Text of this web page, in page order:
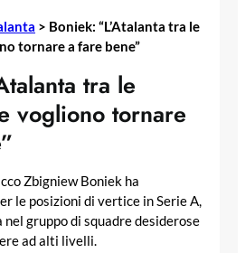
> Boniek: “L’Atalanta tra le
tornare a fare bene”
tra le
vogliono tornare
Zbigniew Boniek ha
le posizioni di vertice in Serie A,
nel gruppo di squadre desiderose
ad alti livelli.